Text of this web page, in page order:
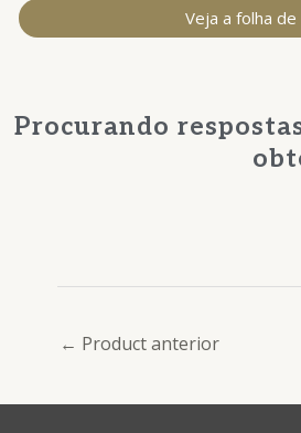
Veja a folha de
Procurando
← Product anterior